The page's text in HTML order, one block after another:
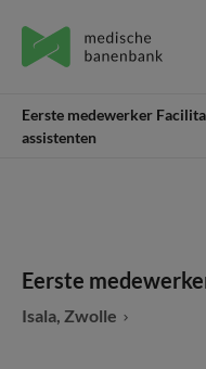
Eerste medewerker
assistenten
Eerste
Isala, Zwolle